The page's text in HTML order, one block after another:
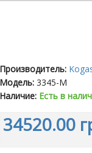
Производитель:
Модель: 3345-M
Наличие: Есть в
34520.00